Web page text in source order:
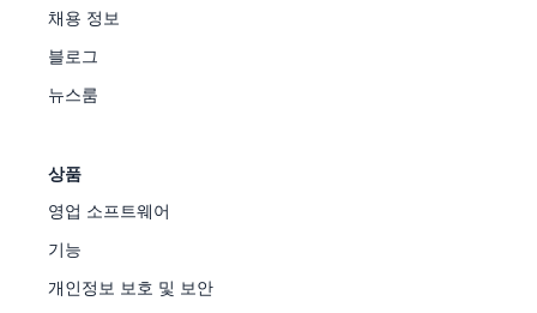
채용 정보
블로그
뉴스룸
상품
영업 소프트웨어
기능
개인정보 보호 및 보안